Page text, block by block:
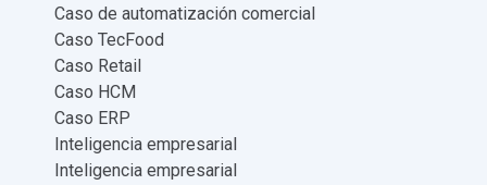
Caso de automatización comercial
Caso TecFood
Caso Retail
Caso HCM
Caso ERP
Inteligencia empresarial
Inteligencia empresarial